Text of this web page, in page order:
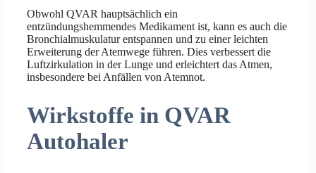
Obwohl QVAR hauptsächlich ein
entzündungshemmendes Medikament ist, kann es auch die
Bronchialmuskulatur entspannen und zu einer leichten
Erweiterung der Atemwege führen. Dies verbessert die
Luftzirkulation in der Lunge und erleichtert das Atmen,
insbesondere bei Anfällen von Atemnot.
Wirkstoffe in QVAR
Autohaler